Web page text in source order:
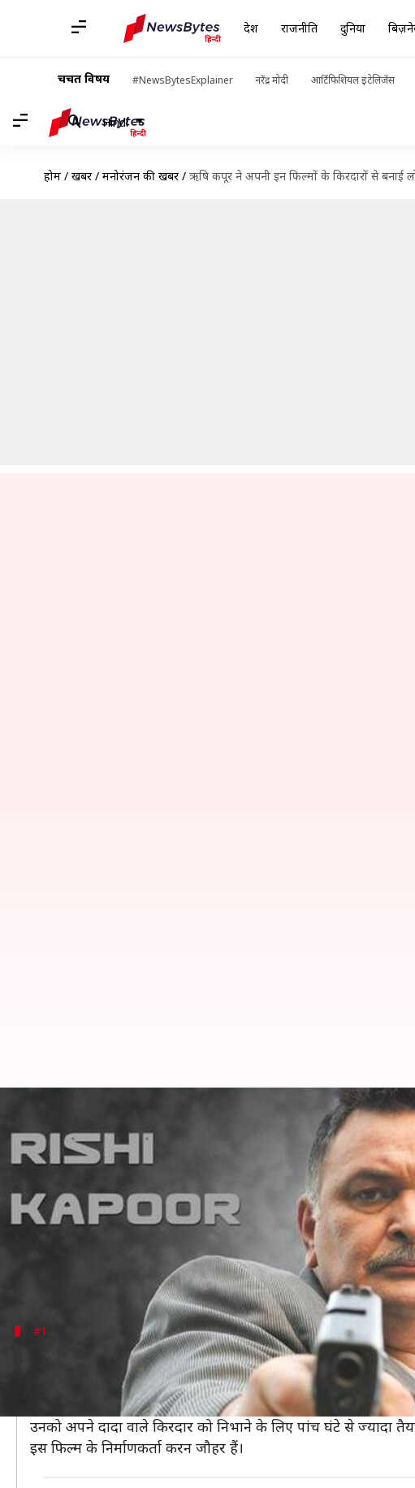
देश राजनीति दुनिया
चर्चित विषय #NewsBytesExplainer नरेंद्र मोदी आर्टिफिशियल इंटेलिजेंस
Hindi
होम / खबरें / मनोरंजन की खबरें / ऋषि कपूर ने अपनी इन फिल्मों के किरदारों से बनाई
ऋषि कपूर ने अपनी इन फिल्मों के
लेखन अंजली May 01, 2020
ऋषि कपूर ऐसे एक्टर थे, जो हर किरदार और भूमिका को पूरी
उनकी अदायगी के चर्चे ही तो उन्हें हर तरह के रोल के लिए हमेशा
आज बेशक वो हमारे बीच नहीं रहे, लेकिन हाल ही के कुछ दशकों की
#1
अमरजीत कपूर (फिल्म- कपूर एंड सन्स)
18 मार्च, 2016 में रिलीज हुई 'कपूर एंड सन्स' में ऋषि कपूर ने एक
इस फिल्म में ऋषि कपूर के अभिनय के साथ-साथ उनके मेकअप ने भी बहुत
उनको अपने दादा वाले किरदार को निभाने के लिए पांच घंटे से ज्यादा
इस फिल्म के निर्माणकर्ता करन जौहर हैं।